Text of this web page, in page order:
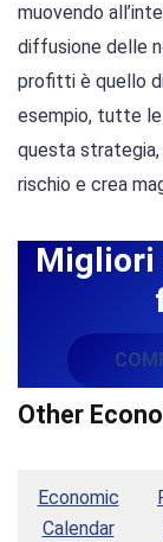
muovendo
diffusione delle
profitti è quello
esempio, tutte le
questa
rischio e crea
Migliori
Other
Economic
Calendar